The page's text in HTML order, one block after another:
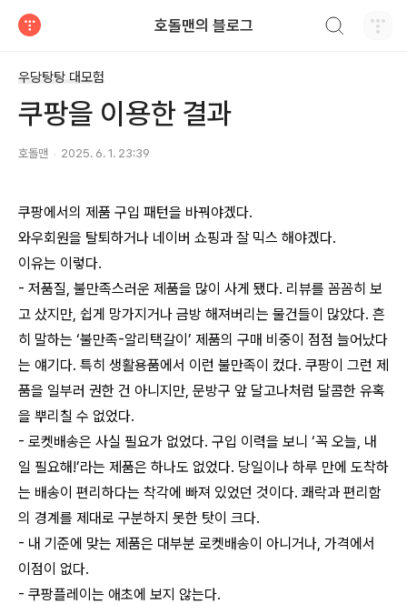
호돌맨의 블로그
우당탕탕 대모험
쿠팡을 이용한 결과
호돌맨 2025. 6. 1. 23:39
쿠팡에서의 제품 구입 패턴을 바꿔야겠다.
와우회원을 탈퇴하거나 네이버 쇼핑과 잘 믹스 해야겠다.
이유는 이렇다.
- 저품질, 불만족스러운 제품을 많이 사게 됐다. 리뷰를 꼼꼼히 보
고 샀지만, 쉽게 망가지거나 금방 해져버리는 물건들이 많았다. 흔
히 말하는 ‘불만족-알리택갈이’ 제품의 구매 비중이 점점 늘어났다
는 얘기다. 특히 생활용품에서 이런 불만족이 컸다. 쿠팡이 그런 제
품을 일부러 권한 건 아니지만, 문방구 앞 달고나처럼 달콤한 유혹
을 뿌리칠 수 없었다.
- 로켓배송은 사실 필요가 없었다. 구입 이력을 보니 ‘꼭 오늘, 내
일 필요해!’라는 제품은 하나도 없었다. 당일이나 하루 만에 도착하
는 배송이 편리하다는 착각에 빠져 있었던 것이다. 쾌락과 편리함
의 경계를 제대로 구분하지 못한 탓이 크다.
- 내 기준에 맞는 제품은 대부분 로켓배송이 아니거나, 가격에서
이점이 없다.
- 쿠팡플레이는 애초에 보지 않는다.